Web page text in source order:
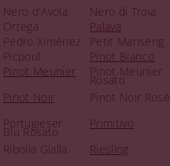
Nero d'Avola
Nero di Troia
Ortega
Palava
Pedro Ximénez
Petit Manseng
Picpoul
Pinot Bianco
Pinot Meunier
Pinot Meunier
Rosato
Pinot Noir
Pinot Noir Rosé
Portugieser
Blu Rosato
Primitivo
Ribolla Gialla
Riesling